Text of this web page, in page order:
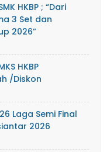
HKBP ; “Dari
3 Set dan
2026”
HKBP
/Diskon
Laga Semi Final
2026